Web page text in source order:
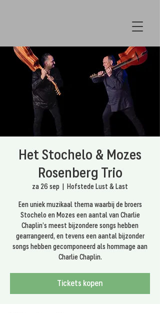
Het Stochelo & Mozes
Rosenberg Trio
za 26 sep Hofstede Lust & Last
Een uniek muzikaal thema waarbij de broers
Stochelo en Mozes een aantal van Charlie
Chaplin’s meest bijzondere songs hebben
gearrangeerd, en tevens een aantal bijzonder
songs hebben gecomponeerd als hommage aan
Charlie Chaplin.
Tickets kopen